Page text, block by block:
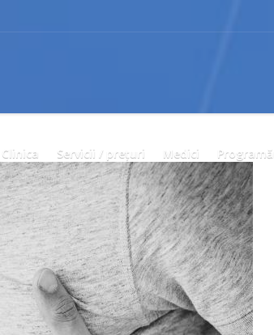
Clinica Servicii / prețuri Medici